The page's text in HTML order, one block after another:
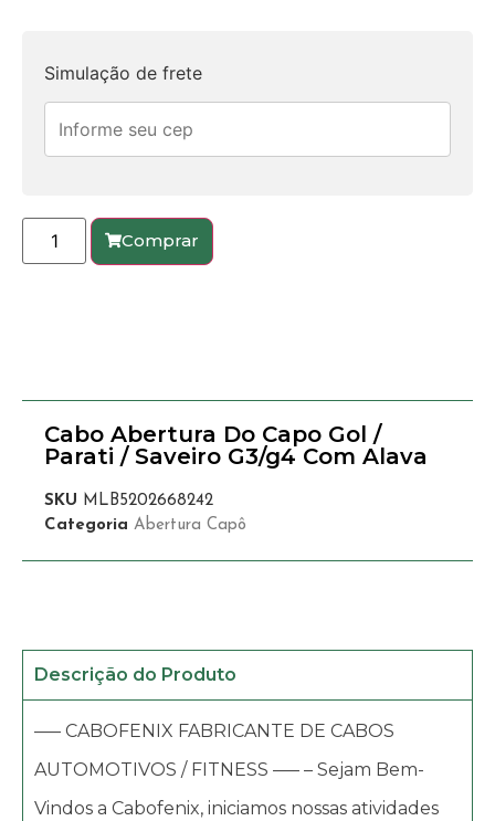
Simulação de frete
Comprar
Cabo Abertura Do Capo Gol /
Parati / Saveiro G3/g4 Com Alava
SKU MLB5202668242
Categoria Abertura Capô
Descrição do Produto
—– CABOFENIX FABRICANTE DE CABOS
AUTOMOTIVOS / FITNESS —– – Sejam Bem-
Vindos a Cabofenix, iniciamos nossas atividades